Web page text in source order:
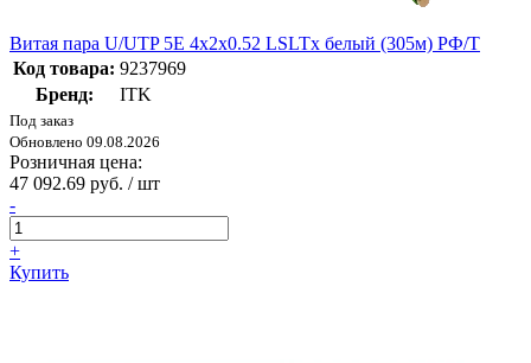
Витая пара U/UTP 5E 4х2х0.52 LSLTx белый (305м) РФ/Т
Код товара: 9237969
Бренд:
ITK
Под заказ
Обновлено 09.08.2026
Розничная цена:
47 092.69 руб. / шт
-
+
Купить